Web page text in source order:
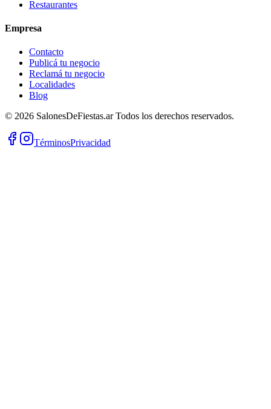
Restaurantes
Empresa
Contacto
Publicá tu negocio
Reclamá tu negocio
Localidades
Blog
© 2026 SalonesDeFiestas.arTodos los derechos reservados.
TérminosPrivacidad